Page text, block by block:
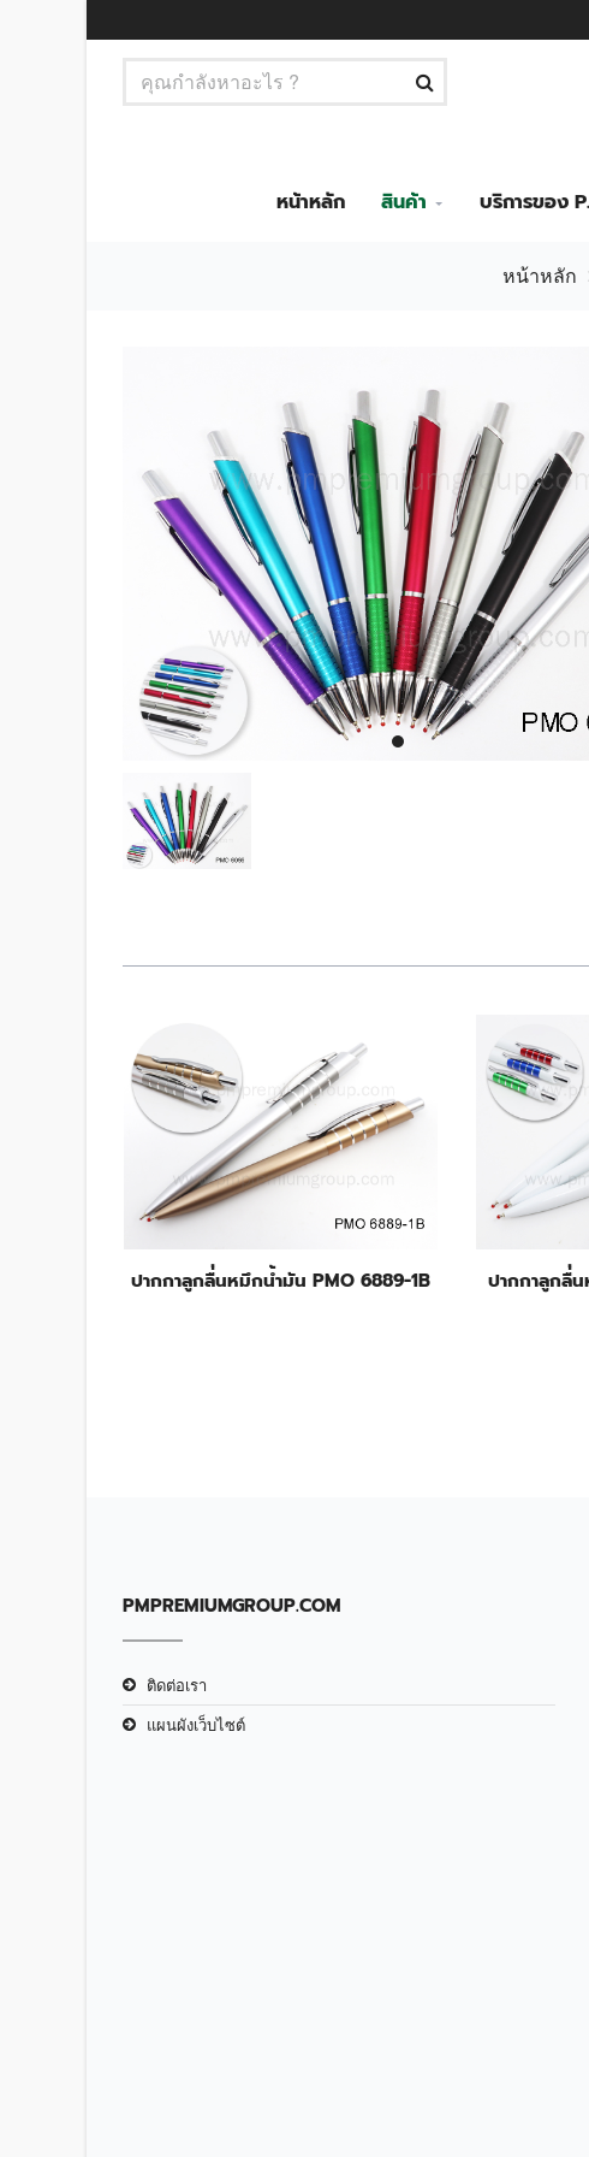
หน้าหลัก สินค้า บริการของ
หน้าหลัก
ปากกาลูกลื่่นหมึกน้ำมัน PMO 6889-1B ปากกาลูกลื่่
PMPREMIUMGROUP.COM
ติดต่อเรา
แผนผังเว็บไซต์